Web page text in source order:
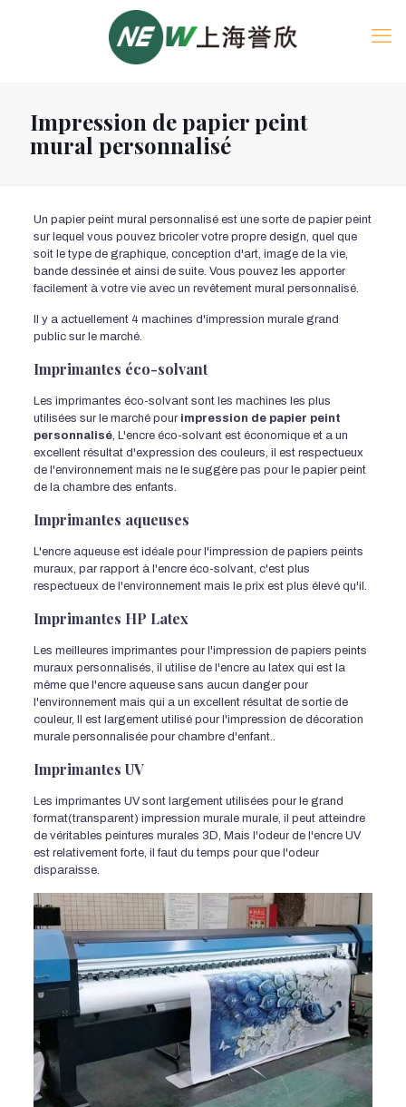
Impression de papier peint
mural personnalisé
Un papier peint mural personnalisé est une sorte de papier peint
sur lequel vous pouvez bricoler votre propre design, quel que
soit le type de graphique, conception d'art, image de la vie,
bande dessinée et ainsi de suite. Vous pouvez les apporter
facilement à votre vie avec un revêtement mural personnalisé.
Il y a actuellement 4 machines d'impression murale grand
public sur le marché.
Imprimantes éco-solvant
Les imprimantes éco-solvant sont les machines les plus
utilisées sur le marché pour impression de papier peint
personnalisé, L'encre éco-solvant est économique et a un
excellent résultat d'expression des couleurs, il est respectueux
de l'environnement mais ne le suggère pas pour le papier peint
de la chambre des enfants.
Imprimantes aqueuses
L'encre aqueuse est idéale pour l'impression de papiers peints
muraux, par rapport à l'encre éco-solvant, c'est plus
respectueux de l'environnement mais le prix est plus élevé qu'il.
Imprimantes HP Latex
Les meilleures imprimantes pour l'impression de papiers peints
muraux personnalisés, il utilise de l'encre au latex qui est la
même que l'encre aqueuse sans aucun danger pour
l'environnement mais qui a un excellent résultat de sortie de
couleur, Il est largement utilisé pour l'impression de décoration
murale personnalisée pour chambre d'enfant..
Imprimantes UV
Les imprimantes UV sont largement utilisées pour le grand
format(transparent) impression murale murale, il peut atteindre
de véritables peintures murales 3D, Mais l'odeur de l'encre UV
est relativement forte, il faut du temps pour que l'odeur
disparaisse.